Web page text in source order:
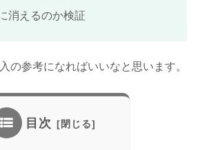
消えるのか検証
の参考になればいいなと思います。
目次